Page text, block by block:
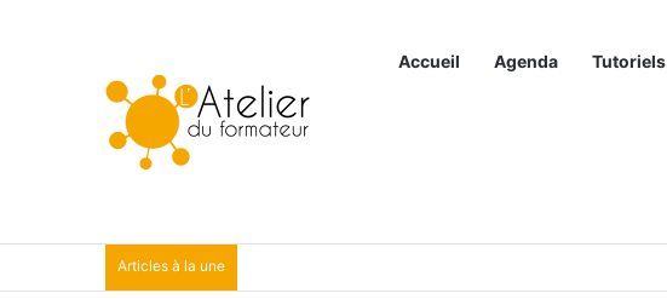
Accueil Agenda Tutoriels
Articles à la une